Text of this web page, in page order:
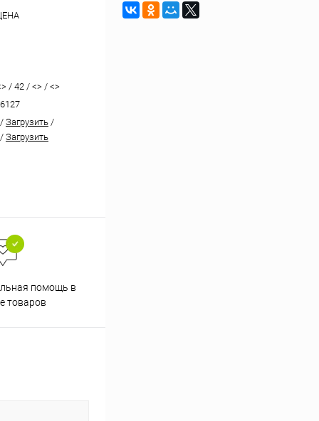
/ 42 / <> / <>
Загрузить /
Загрузить
помощь в
товаров